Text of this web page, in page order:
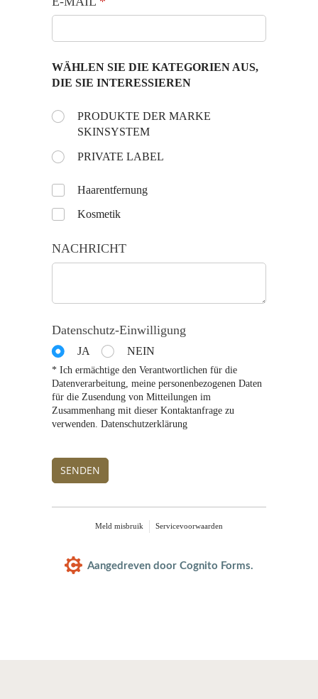
WÄHLEN SIE DIE KATEGORIEN AUS,
DIE SIE INTERESSIEREN
Choose the day:*
(is vereist)
PRODUKTE DER MARKE
SKINSYSTEM
PRIVATE LABEL
UntitledHaarentfernung
Kosmetik
NACHRICHT
Datenschutz-Einwilligung
JA NEIN
* Ich ermächtige den Verantwortlichen für die
Datenverarbeitung, meine personenbezogenen Daten
für die Zusendung von Mitteilungen im
Zusammenhang mit dieser Kontaktanfrage zu
verwenden. Datenschutzerklärung
SENDEN
Meld misbruik Servicevoorwaarden
Aangedreven door Cognito Forms.